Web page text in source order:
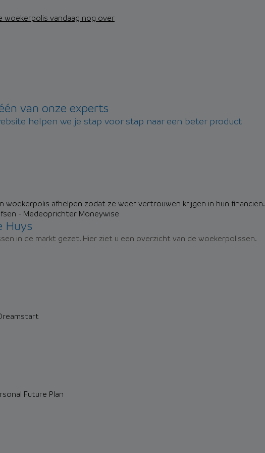
woekerpolis vandaag nog over
van onze experts
helpen we je stap voor stap naar een beter product
woekerpolis afhelpen zodat ze weer vertrouwen krijgen in hun financiën.
- Medeoprichter Moneywise
Huys
in de markt gezet. Hier ziet u een overzicht van de woekerpolissen.
Future Plan